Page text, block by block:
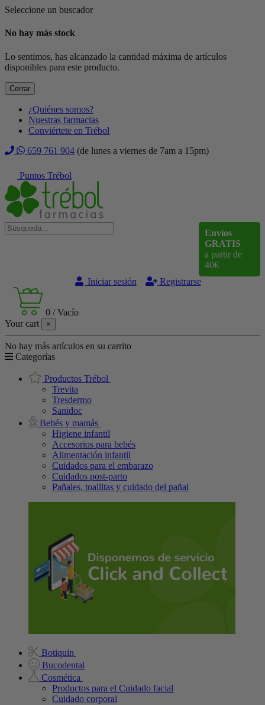
Seleccione un buscador
No hay más stock
Lo sentimos, has alcanzado la cantidad máxima de artículos
disponibles para este producto.
Cerrar
¿Quiénes somos?
Nuestras farmacias
Conviértete en Trébol
659 761 904 (de lunes a viernes de 7am a 15pm)
Puntos Trébol
Envíos
GRATIS
a partir de
40€
Iniciar sesión
Registrarse
0 /Vacío
Your cart
×
No hay más artículos en su carrito
Categorías
Productos Trébol
Trevita
Tresdermo
Sanidoc
Bebés y mamás
Higiene infantil
Accesorios para bebés
Alimentación infantil
Cuidados para el embarazo
Cuidados post-parto
Pañales, toallitas y cuidado del pañal
Botiquín
Bucodental
Cosmética
Productos para el Cuidado facial
Cuidado corporal